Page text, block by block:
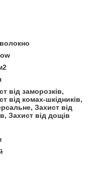
від заморозків,
від комах-шкідників,
Захист від
Захист від дощів